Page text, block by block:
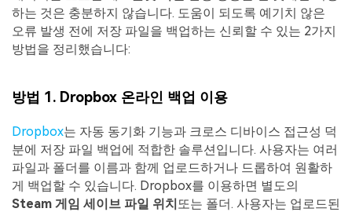
하는 것은 충분하지 않습니다. 도움이 되도록 예기치 않은
오류 발생 전에 저장 파일을 백업하는 신뢰할 수 있는 2가지
방법을 정리했습니다:
방법 1. Dropbox 온라인 백업 이용
Dropbox는 자동 동기화 기능과 크로스 디바이스 접근성 덕
분에 저장 파일 백업에 적합한 솔루션입니다. 사용자는 여러
파일과 폴더를 이름과 함께 업로드하거나 드롭하여 원활하
게 백업할 수 있습니다. Dropbox를 이용하면 별도의
Steam 게임 세이브 파일 위치 또는 폴더. 사용자는 업로드된